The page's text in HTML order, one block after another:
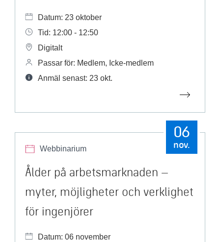
Datum: 23 oktober
Tid: 12:00 - 12:50
Digitalt
Passar för: Medlem, Icke-medlem
Anmäl senast: 23 okt.
Webbinarium
06
nov.
Ålder på arbetsmarknaden –
myter, möjligheter och verklighet
för ingenjörer
Datum: 06 november